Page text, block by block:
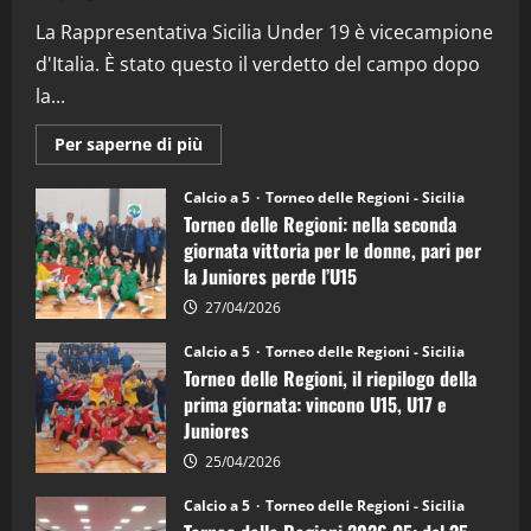
08/04/2026
La Rappresentativa Sicilia Under 19 è vicecampione
d'Italia. È stato questo il verdetto del campo dopo
la...
Per saperne di più
informazioni
Torneo
delle
Regioni
di
calcio
a
5:
la
Juniores
è
vicecampione
d’Italia
Calcio a 5 Torneo delle Regioni - Sicilia
Torneo delle Regioni: nella seconda
giornata vittoria per le donne, pari per
la Juniores perde l’U15
27/04/2026
Calcio a 5 Torneo delle Regioni - Sicilia
Torneo delle Regioni, il riepilogo della
prima giornata: vincono U15, U17 e
Juniores
25/04/2026
Calcio a 5 Torneo delle Regioni - Sicilia